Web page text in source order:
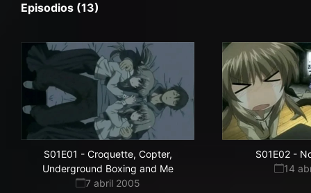
Episodios (13)
S01E01 - Croquette, Copter,
Underground Boxing and Me
7 abril 2005
S01E02-
14